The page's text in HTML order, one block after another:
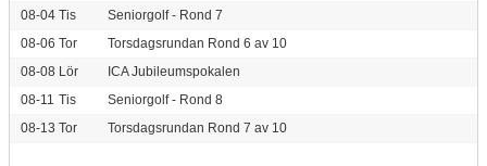
08-04 Tis
Seniorgolf - Rond 7
08-06 Tor
Torsdagsrundan Rond 6 av 10
08-08 Lör
ICA Jubileumspokalen
08-11 Tis
Seniorgolf - Rond 8
08-13 Tor Torsdagsrundan Rond 7 av 10